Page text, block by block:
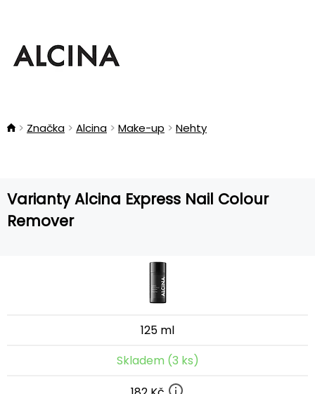
Značka Alcina Make-up Nehty
Varianty Alcina Express Nail Colour
Remover
125 ml
Skladem (3 ks)